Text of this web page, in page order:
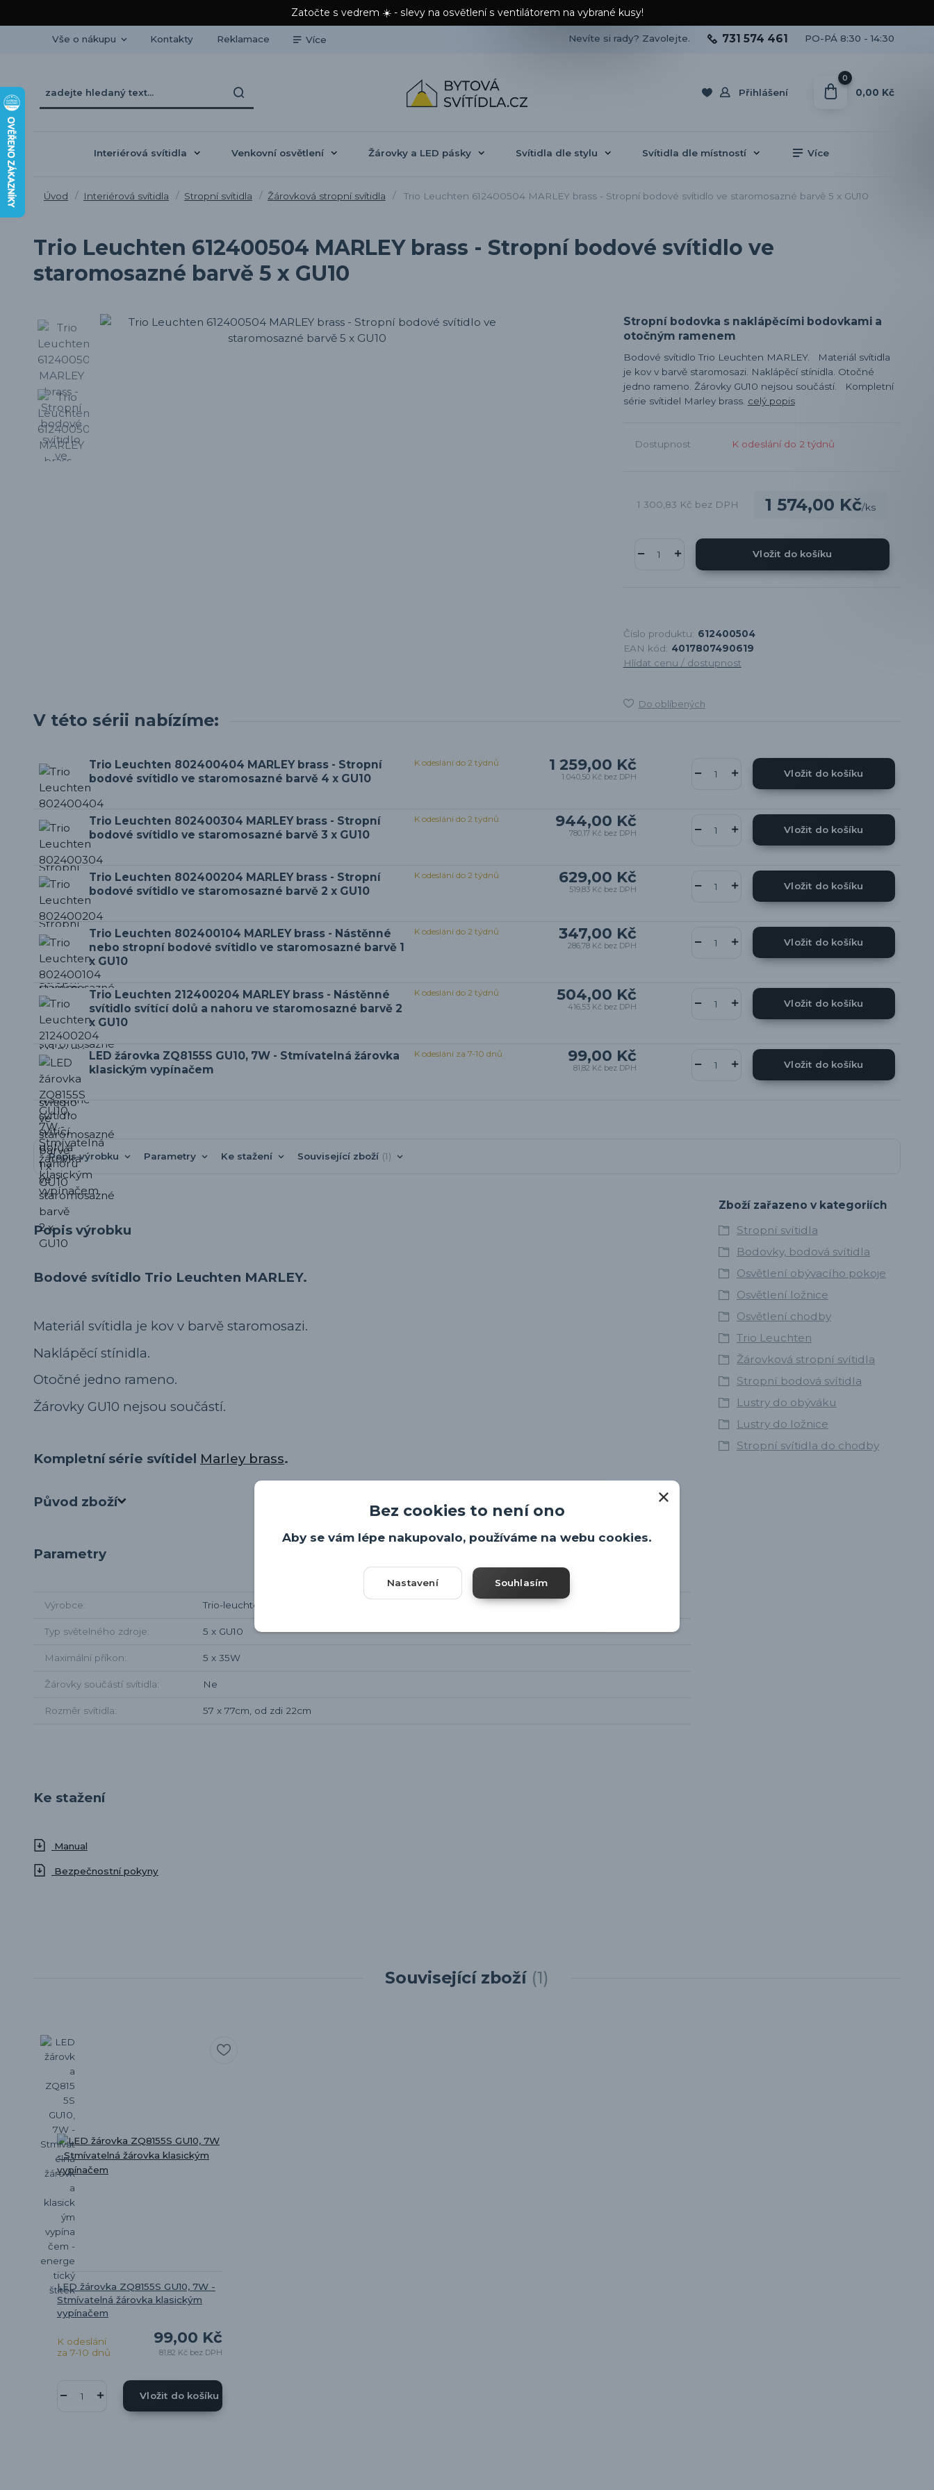
Zatočte s vedrem ☀️ - slevy na osvětlení s ventilátorem na vybrané kusy!
Vše o nákupu Kontakty Reklamace Více
Přihlášení
Nevíte si rady? Zavolejte. 731 574 461 PO-PÁ 8:30 - 14:30
0
0,00 Kč
Interiérová svítidla Venkovní osvětlení Žárovky a LED pásky Svítidla dle stylu Svítidla dle místností Více
Úvod Interiérová svítidla Stropní svítidla Žárovková stropní svítidla Trio Leuchten 612400504 MARLEY brass - Stropní bodové svítidlo ve staromosazné barvě 5 x GU10
Trio Leuchten 612400504 MARLEY brass - Stropní bodové svítidlo ve
staromosazné barvě 5 x GU10
Stropní bodovka s naklápěcími bodovkami a
otočným ramenem
Bodové svítidlo Trio Leuchten MARLEY. Materiál svítidla
je kov v barvě staromosazi. Naklápěcí stínidla. Otočné
jedno rameno. Žárovky GU10 nejsou součástí. Kompletní
série svítidel Marley brass. celý popis
Dostupnost K odeslání do 2 týdnů
1 574,00 Kč/ks
1 300,83 Kč bez DPH
Vložit do košíku
Číslo produktu: 612400504
EAN kód: 4017807490619
Hlídat cenu / dostupnost
Do oblíbených
V této sérii nabízíme:
Trio Leuchten 802400404 MARLEY brass - Stropní
bodové svítidlo ve staromosazné barvě 4 x GU10
1 259,00 Kč
1 040,50 Kč bez DPH
K odeslání do 2 týdnů
Vložit do košíku
Trio Leuchten 802400304 MARLEY brass - Stropní
bodové svítidlo ve staromosazné barvě 3 x GU10
944,00 Kč
780,17 Kč bez DPH
K odeslání do 2 týdnů
Vložit do košíku
Trio Leuchten 802400204 MARLEY brass - Stropní
bodové svítidlo ve staromosazné barvě 2 x GU10
629,00 Kč
519,83 Kč bez DPH
K odeslání do 2 týdnů
Vložit do košíku
Trio Leuchten 802400104 MARLEY brass - Nástěnné
nebo stropní bodové svítidlo ve staromosazné barvě 1
x GU10
347,00 Kč
286,78 Kč bez DPH
K odeslání do 2 týdnů
Vložit do košíku
Trio Leuchten 212400204 MARLEY brass - Nástěnné
svítidlo svítící dolů a nahoru ve staromosazné barvě 2
x GU10
504,00 Kč
416,53 Kč bez DPH
K odeslání do 2 týdnů
Vložit do košíku
LED žárovka ZQ8155S GU10, 7W - Stmívatelná žárovka
klasickým vypínačem
99,00 Kč
81,82 Kč bez DPH
K odeslání za 7-10 dnů
Vložit do košíku
Popis výrobku Parametry Ke stažení Související zboží 1
Popis výrobku
Bodové svítidlo Trio Leuchten MARLEY.
Materiál svítidla je kov v barvě staromosazi.
Naklápěcí stínidla.
Otočné jedno rameno.
Žárovky GU10 nejsou součástí.
Kompletní série svítidel Marley brass.
Původ zboží
Parametry
Výrobce Trio-leuchten
Typ světelného zdroje 5 x GU10
Maximální příkon 5 x 35W
Žárovky součástí svítidla Ne
Rozměr svítidla 57 x 77cm, od zdi 22cm
Zboží zařazeno v kategoriích
Stropní svítidla
Bodovky, bodová svítidla
Osvětlení obývacího pokoje
Osvětlení ložnice
Osvětlení chodby
Trio Leuchten
Žárovková stropní svítidla
Stropní bodová svítidla
Lustry do obýváku
Lustry do ložnice
Stropní svítidla do chodby
Ke stažení
Manual
Bezpečnostní pokyny
Související zboží 1
LED žárovka ZQ8155S GU10, 7W -
Stmívatelná žárovka klasickým
vypínačem
99,00 Kč
81,82 Kč bez DPH
K odeslání
za 7-10 dnů
Vložit do košíku
Bez cookies to není ono
Aby se vám lépe nakupovalo, používáme na webu cookies.
Nastavení Souhlasím